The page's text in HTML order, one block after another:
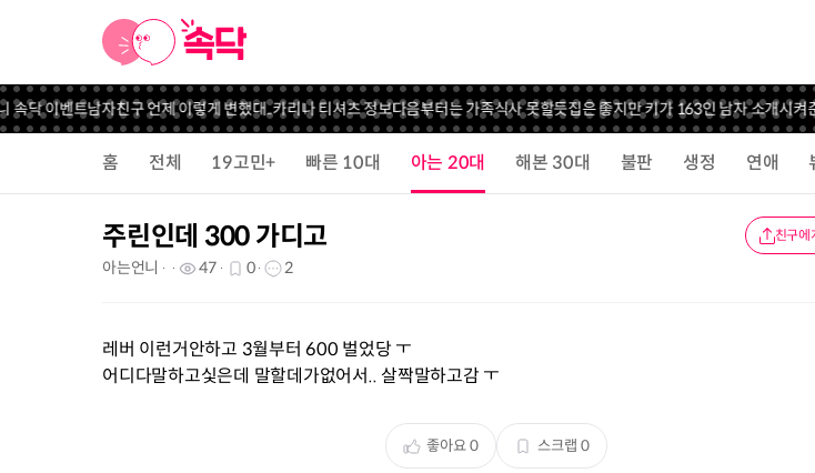
닥 이벤트남자친구 언제 이렇게 변했대..카리나 티셔츠 정보다음부터는 가족식사 못할듯집은 좋지만 키가 163인 남자 소개시켜
홈 전체 19고민+ 빠른 10대 아는 20대 해본 30대 불판 생정 연애
주린인데 300 가디고 친구에
아는언니 47 0 2
레버 이런거안하고 3월부터 600 벌었당 ㅜ
어디다말하고싳은데 말할데가없어서.. 살짝말하고감 ㅜ
좋아요0 스크랩 0